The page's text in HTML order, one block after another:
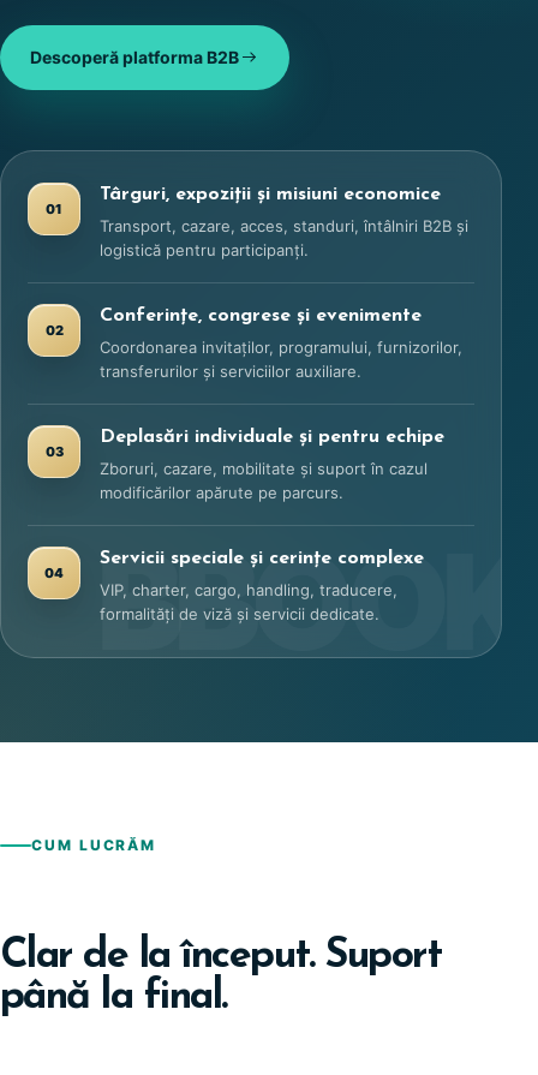
Descoperă platforma B2B
01
Târguri, expoziții și misiuni economice
Transport, cazare, acces, standuri, întâlniri B2B și
logistică pentru participanți.
02
Conferințe, congrese și evenimente
Coordonarea invitaților, programului, furnizorilor,
transferurilor și serviciilor auxiliare.
03
Deplasări individuale și pentru echipe
Zboruri, cazare, mobilitate și suport în cazul
modificărilor apărute pe parcurs.
04
Servicii speciale și cerințe complexe
VIP, charter, cargo, handling, traducere,
formalități de viză și servicii dedicate.
CUM LUCRĂM
Clar de la început. Suport
până la final.